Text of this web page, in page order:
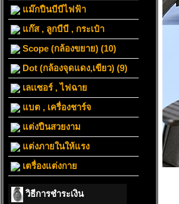
แม๊กปืนบีบีไฟฟ้า
แก๊ส , ลูกบีบี , กระเป๋า
Scope (กล้องขยาย) (10)
Dot (กล้องจุดแดง,เขียว) (9)
เลเเซอร์ , ไฟฉาย
แบต , เครื่องชาร์จ
แต่งปืนสวยงาม
แต่งภายในให้แรง
เตรื่องแต่งกาย
วิธีการชำระเงิน